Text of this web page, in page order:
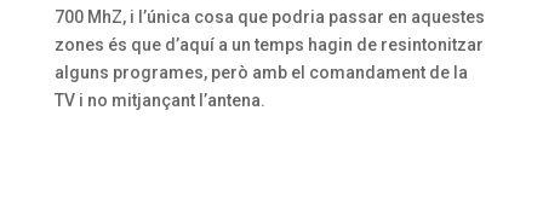
700 MhZ, i l’única cosa que podria passar en aquestes
zones és que d’aquí a un temps hagin de resintonitzar
alguns programes, però amb el comandament de la
TV i no mitjançant l’antena.